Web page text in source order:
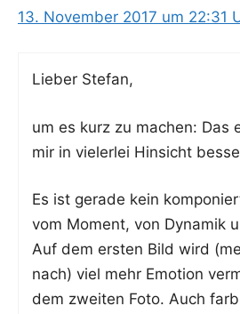
13. November 2017 um 22:31
Lie­ber Stefan,
um es kurz zu machen: Das
mir in vie­ler­lei Hin­sicht
Es ist gera­de kein
vom Moment, von Dyna­mik
Auf dem ers­ten Bild wird
nach) viel mehr Emo­ti­on
dem zwei­ten Foto. Auch